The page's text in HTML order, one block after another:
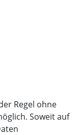
Regel ohne
Soweit auf